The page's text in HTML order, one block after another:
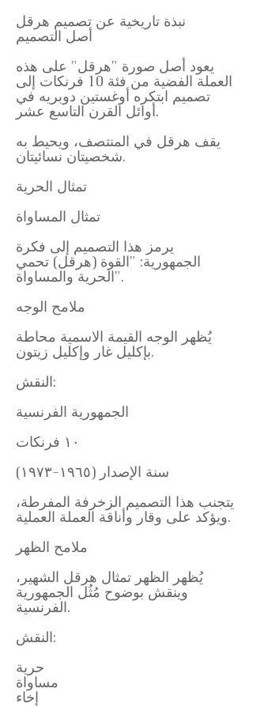
نبذة تاريخية عن تصميم هرقل
أصل التصميم
يعود أصل صورة "هرقل" على هذه
العملة الفضية من فئة 10 فرنكات إلى
تصميم ابتكره أوغستين دوبريه في
أوائل القرن التاسع عشر.
يقف هرقل في المنتصف، ويحيط به
شخصيتان نسائيتان.
تمثال الحرية
تمثال المساواة
يرمز هذا التصميم إلى فكرة
الجمهورية: "القوة (هرقل) تحمي
الحرية والمساواة".
ملامح الوجه
يُظهر الوجه القيمة الاسمية محاطة
بإكليل غار وإكليل زيتون.
النقش:
الجمهورية الفرنسية
١٠ فرنكات
سنة الإصدار (١٩٦٥-١٩٧٣)
يتجنب هذا التصميم الزخرفة المفرطة،
ويؤكد على وقار وأناقة العملة العملية.
ملامح الظهر
يُظهر الظهر تمثال هرقل الشهير،
وينقش بوضوح مُثُل الجمهورية
الفرنسية.
النقش:
حرية
مساواة
إخاء